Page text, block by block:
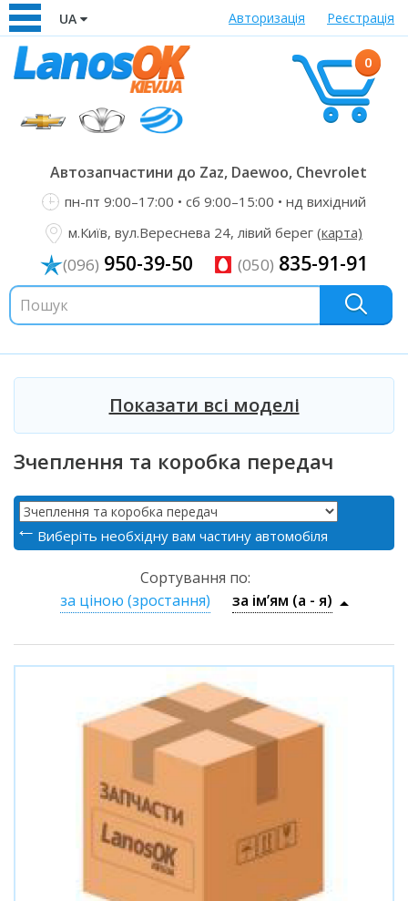
UA Авторизація Реєстрація
0
Автозапчастини до Zaz, Daewoo, Chevrolet
пн-пт 9:00–17:00 • сб 9:00–15:00 • нд вихідний
м.Київ, вул.Вереснева 24, лівий берег (карта)
(096) 950-39-50 (050) 835-91-91
Показати всі моделі
Зчеплення та коробка передач
Виберіть необхідну вам частину автомобіля
Сортування по:
за ціною (зростання)
за ім’ям (a - я)